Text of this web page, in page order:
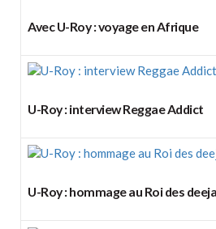
Avec U-Roy : voyage en Afrique
U-Roy : interview Reggae Addict
U-Roy : hommage au Roi des